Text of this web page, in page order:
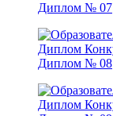
Диплом № 07
Диплом № 08